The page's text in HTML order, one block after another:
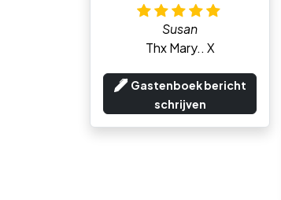
Susan
Thx Mary.. X
Gastenboek bericht
schrijven